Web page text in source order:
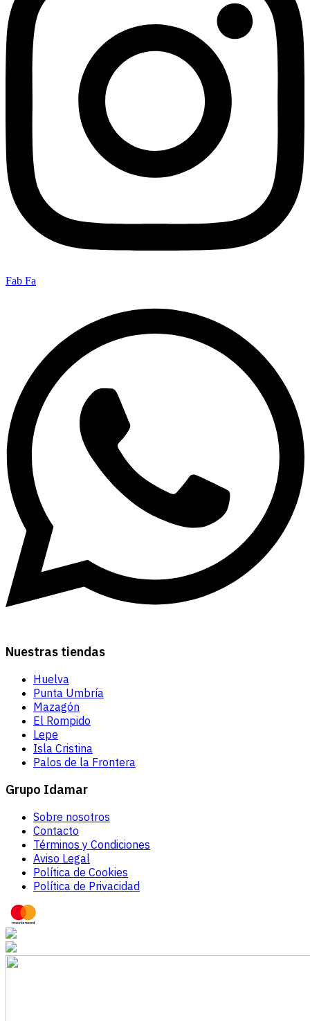
Fab Fa
Nuestras tiendas
Huelva
Punta Umbría
Mazagón
El Rompido
Lepe
Isla Cristina
Palos de la Frontera
Grupo Idamar
Sobre nosotros
Contacto
Términos y Condiciones
Aviso Legal
Política de Cookies
Política de Privacidad